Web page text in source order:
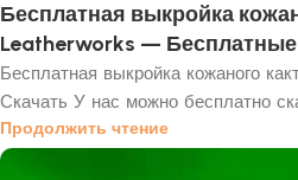
Бесплатная выкройка
Leatherworks —
Бесплатная выкройка кожаного
Скачать У нас можно бесплатно
Продолжить чтение